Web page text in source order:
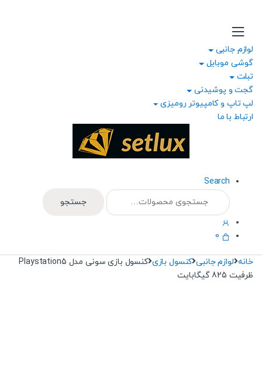
navigation
content
لوازم جانبی
گوشی موبایل
تبلت
گجت و پوشیدنی
لپ تاپ و کامپیوتر رومیزی
ارتباط با ما
Search
جستجو
برای:
جستجو
0
خانه لوازم جانبی کنسول بازی
کنسول بازی سونی مدل Playstation5
ظرفیت 825 گیگابایت